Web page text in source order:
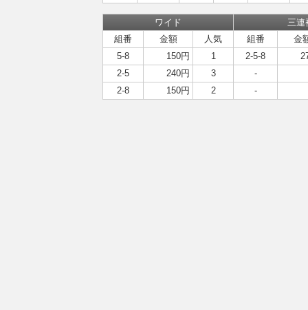
ワイド
三連
組番
金額 人気 組番
金
5-8
150円 1 2-5-8
2-5
240円 3
-
2-8
150円 2 -